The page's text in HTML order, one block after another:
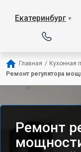
Екатеринбург ▼
Главная / Кухонная
Ремонт регулятора
Ремонт